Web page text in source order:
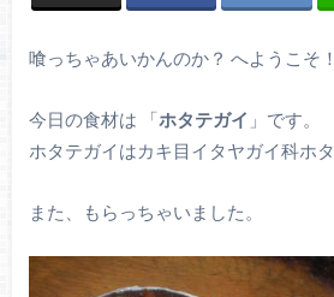
喰っちゃあいかんのか？ へようこそ！
今日の食材は 「ホタテガイ 」です。
ホタテガイはカキ目イタヤガイ科ホ
また、もらっちゃいました。